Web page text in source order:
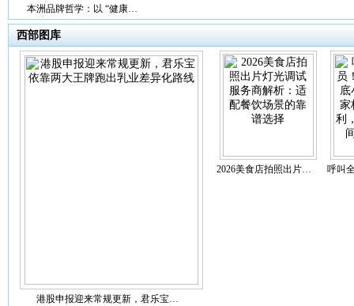
本洲品牌哲学：以 “健康…
西部图库
港股申报迎来常规更新，君乐宝…
2026美食店拍照出片… 呼叫